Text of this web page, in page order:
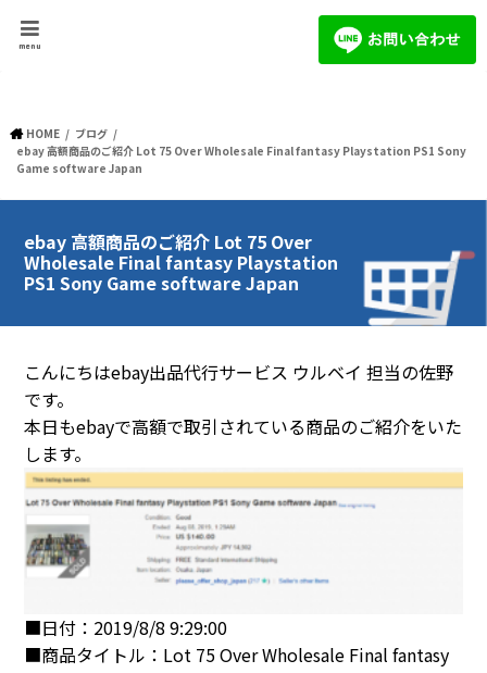
menu
HOME
ブログ
ebay 高額商品のご紹介 Lot 75 Over Wholesale Final fantasy Playstation PS1 Sony
Game software Japan
ebay 高額商品のご紹介 Lot 75 Over
Wholesale Final fantasy Playstation
PS1 Sony Game software Japan
こんにちはebay出品代行サービス ウルベイ 担当の佐野
です。
本日もebayで高額で取引されている商品のご紹介をいた
します。
■日付：2019/8/8 9:29:00
■商品タイトル：Lot 75 Over Wholesale Final fantasy